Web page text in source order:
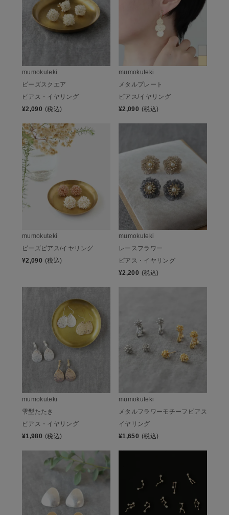
mumokuteki
ビーズスクエア
ピアス・イヤリング
¥2,090 (税込)
mumokuteki
メタルプレート
ピアス/イヤリング
¥2,090 (税込)
mumokuteki
ビーズピアス/イヤリング
¥2,090 (税込)
mumokuteki
レースフラワー
ピアス・イヤリング
¥2,200 (税込)
mumokuteki
雫型たたき
ピアス・イヤリング
¥1,980 (税込)
mumokuteki
メタルフラワーモチーフピアス
イヤリング
¥1,650 (税込)